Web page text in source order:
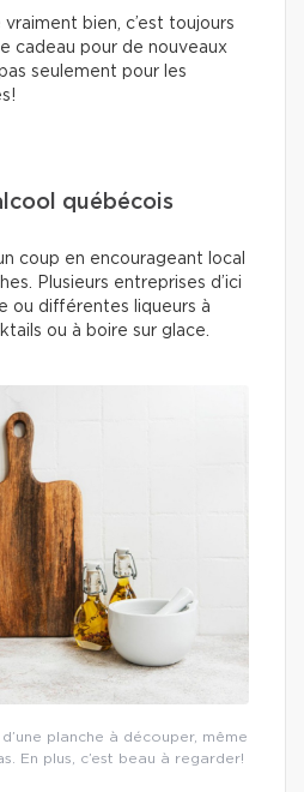
bien, c’est toujours
cadeau pour de nouveaux
seulement pour les
québécois
coup en encourageant local
Plusieurs entreprises d’ici
ou différentes liqueurs à
ou à boire sur glace.
planche à découper, même
En plus, c’est beau à regarder!